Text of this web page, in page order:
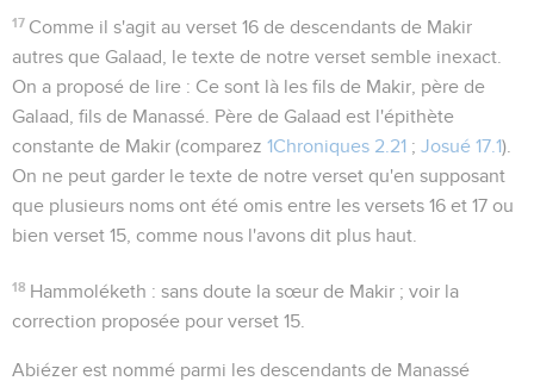
17 Comme il s'agit au verset 16 de descendants de Makir
autres que Galaad, le texte de notre verset semble inexact.
On a proposé de lire : Ce sont là les fils de Makir, père de
Galaad, fils de Manassé . Père de Galaad est l'épithète
constante de Makir (comparez 1Chroniques 2.21 ; Josué 17.1).
On ne peut garder le texte de notre verset qu'en supposant
que plusieurs noms ont été omis entre les versets 16 et 17 ou
bien verset 15, comme nous l'avons dit plus haut.
18 Hammoléketh : sans doute la sœur de Makir ; voir la
correction proposée pour verset 15.
Abiézer est nommé parmi les descendants de Manassé